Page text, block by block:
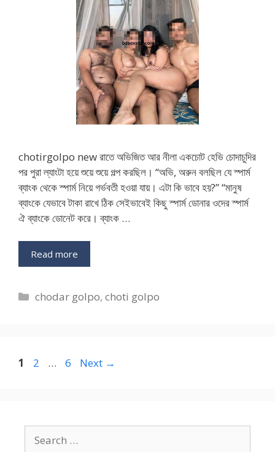
chotirgolpo new রাতে অভিজিত আর নীলা একচোট হেভি চোদাচুদির
পর পুরা ল্যাংটা হয়ে শুয়ে শুয়ে গল্প করছিল। “অভি, অরুন বলছিল যে স্পার্ম
ব্যাংক থেকে স্পার্ম নিয়ে গর্ভবতী হওয়া যায়। এটা কি ভাবে হয়?” “মানুষ
ব্যাংকে যেভাবে টাকা রাখে ঠিক সেইভাবেই কিছু স্পার্ম ডোনার ওদের স্পার্ম
ঐ ব্যাংকে ডোনেট করে। ব্যাংক …
Read more
Categories
chodar golpo,choti golpo
Page
1 Page
2 … Page
6 Next →
for: